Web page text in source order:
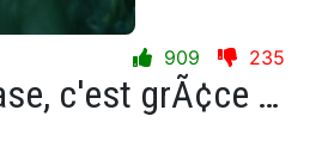
909 235
Aimons la goutte qui fait dÃ©border le vase, c'est grÃ¢ce Ã elle que commence le changement.